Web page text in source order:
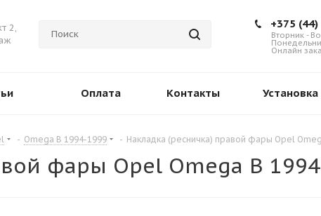
2,
+375
Вторник -
Онлайн
Оплата Контакты Установка
- Omega B 1994-1999 - Накладка (ресничка) правой фары Opel
фары Opel Omega B